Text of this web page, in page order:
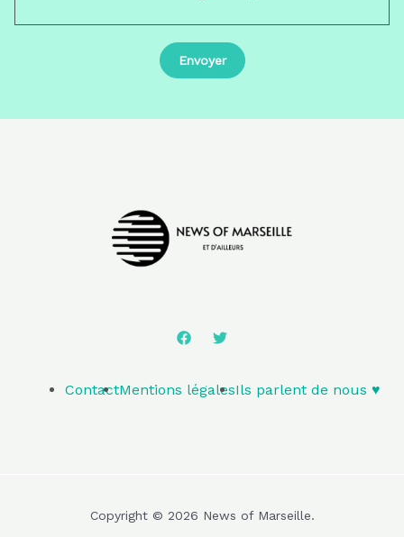
ContactMentions légalesIls parlent de nous ♥️
Copyright © 2026 News of Marseille.